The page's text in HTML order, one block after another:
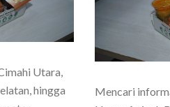
Utara,
hingga
Mencari